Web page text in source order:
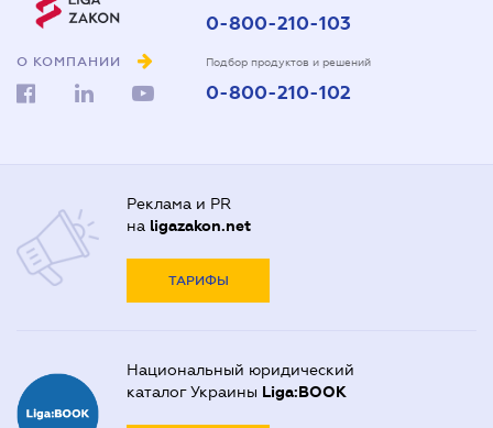
О КОМПАНИИ
0-800-210-103
Подбор продуктов и решений
0-800-210-102
Реклама и PR
на ligazakon.net
ТАРИФЫ
Национальный юридический
каталог Украины Liga:BOOK